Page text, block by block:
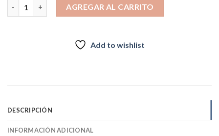
AGREGAR AL CARRITO
Add to wishlist
DESCRIPCIÓN
INFORMACIÓN ADICIONAL